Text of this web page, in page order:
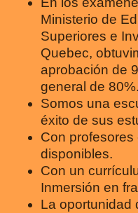
Ministerio de
Superiores e
Quebec,
aprobación de
general de 80%.
Somos una
éxito de sus
Con
disponibles.
Con un
Inmersión en
La oportunidad